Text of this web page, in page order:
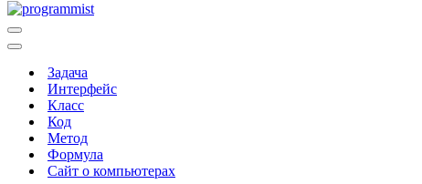
Меню
навигации
Меню
навигацииЗадача
Интерфейс
Класс
Код
Метод
Формула
Сайт о компьютерах